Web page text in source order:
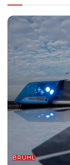
BRÜHL